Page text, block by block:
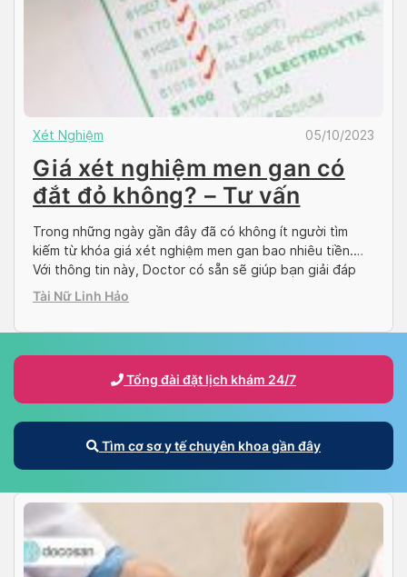
Xét Nghiệm 05/10/2023
Giá xét nghiệm men gan có
đắt đỏ không? – Tư vấn
Trong những ngày gần đây đã có không ít người tìm
kiếm từ khóa giá xét nghiệm men gan bao nhiêu tiền.
Với thông tin này, Doctor có sẵn sẽ giúp bạn giải đáp
thắc mắc thông qua bài viết dưới đây. Cùng theo dõi để
Tài Nữ Linh Hảo
Tổng đài đặt lịch khám 24/7
Tìm cơ sơ y tế chuyên khoa gần đây